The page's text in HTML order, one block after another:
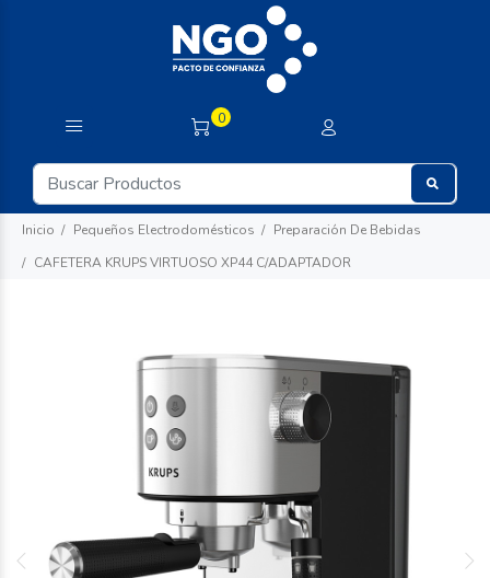
0
Inicio Pequeños Electrodomésticos
Preparación De Bebidas
CAFETERA KRUPS VIRTUOSO XP44 C/ADAPTADOR